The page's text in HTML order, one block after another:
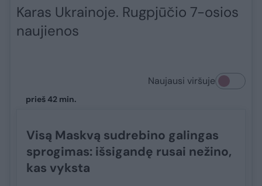
Karas Ukrainoje. Rugpjūčio 7-osios
naujienos
Naujausi viršuje
prieš 42 min.
Visą Maskvą sudrebino galingas
sprogimas: išsigandę rusai nežino,
kas vyksta